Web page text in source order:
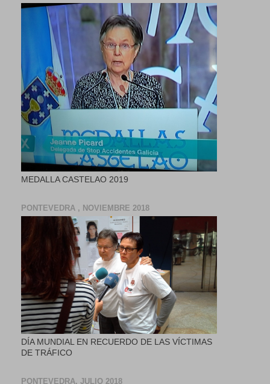
MEDALLA CASTELAO 2019
PONTEVEDRA , NOVIEMBRE 2018
DÍA MUNDIAL EN RECUERDO DE LAS VÍCTIMAS
DE TRÁFICO
PONTEVEDRA, JULIO 2018